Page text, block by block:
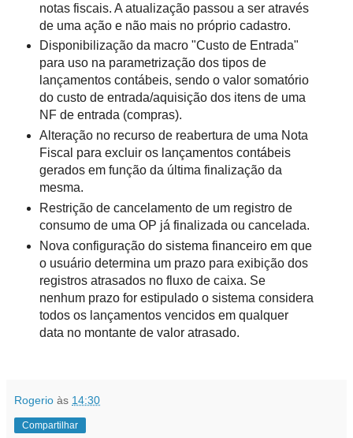
notas fiscais. A atualização passou a ser através
de uma ação e não mais no próprio cadastro.
Disponibilização da macro "Custo de Entrada"
para uso na parametrização dos tipos de
lançamentos contábeis, sendo o valor somatório
do custo de entrada/aquisição dos itens de uma
NF de entrada (compras).
Alteração no recurso de reabertura de uma Nota
Fiscal para excluir os lançamentos contábeis
gerados em função da última finalização da
mesma.
Restrição de cancelamento de um registro de
consumo de uma OP já finalizada ou cancelada.
Nova configuração do sistema financeiro em que
o usuário determina um prazo para exibição dos
registros atrasados no fluxo de caixa. Se
nenhum prazo for estipulado o sistema considera
todos os lançamentos vencidos em qualquer
data no montante de valor atrasado.
Rogerio às 14:30
Compartilhar